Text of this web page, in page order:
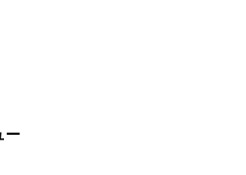
ー